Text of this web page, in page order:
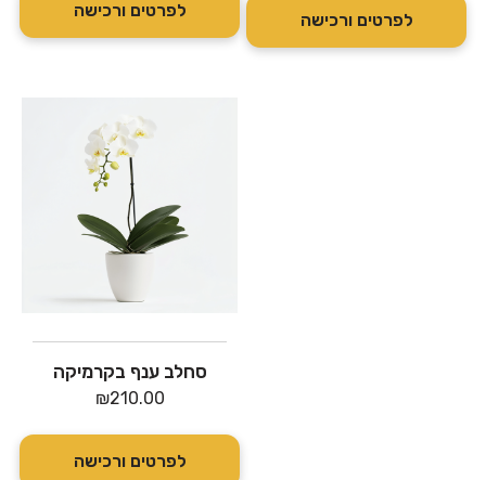
לפרטים ורכישה לפרטים ורכישה
סחלב ענף בקרמיקה
₪210.00
לפרטים ורכישה